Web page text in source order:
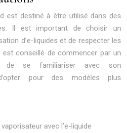
est destiné à être utilisé dans des
Il est important de choisir un
d’e-liquides et de respecter les
conseillé de commencer par un
de se familiariser avec son
pour des modèles plus
avec l’e-liquide